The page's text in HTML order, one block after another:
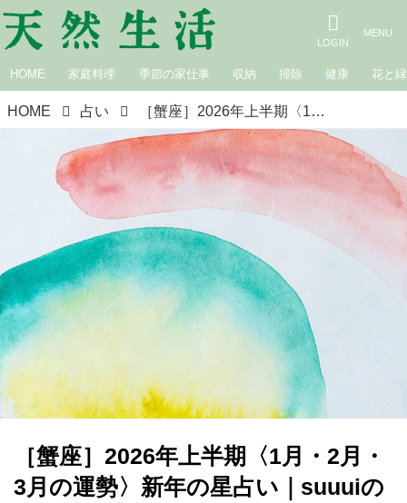
HOME 家庭料理 季節の家仕事 収納 掃除 健康 花と緑
HOME 占い ［蟹座］2026年上半期〈1月・2月・3月の運勢〉新年の星占い｜suuuiの星の道しるべ
［蟹座］2026年上半期〈1月・2月・
3月の運勢〉新年の星占い｜suuuiの